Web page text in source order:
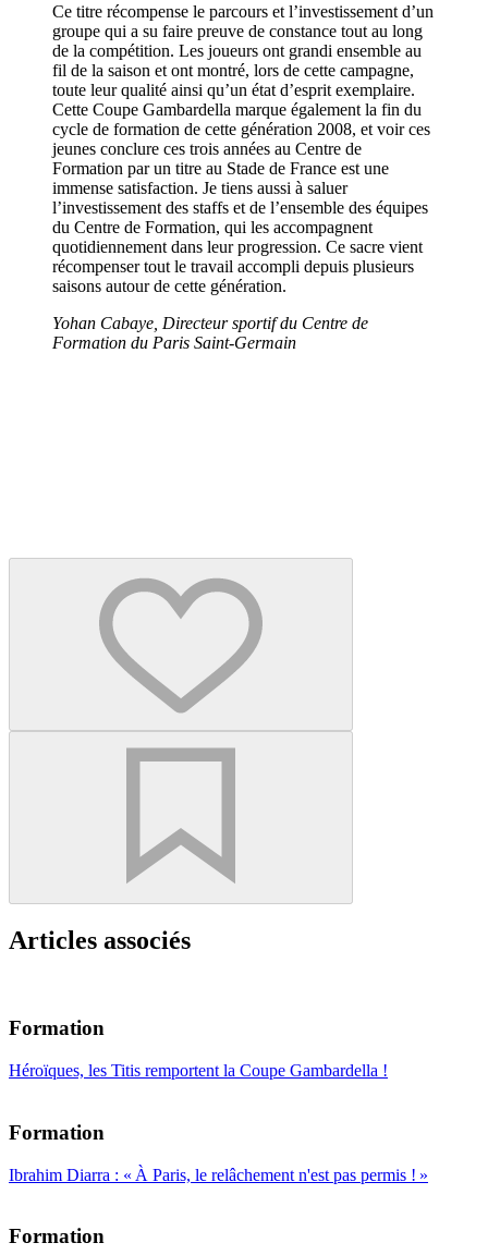
Ce titre récompense le parcours et l’investissement d’un
groupe qui a su faire preuve de constance tout au long
de la compétition. Les joueurs ont grandi ensemble au
fil de la saison et ont montré, lors de cette campagne,
toute leur qualité ainsi qu’un état d’esprit exemplaire.
Cette Coupe Gambardella marque également la fin du
cycle de formation de cette génération 2008, et voir ces
jeunes conclure ces trois années au Centre de
Formation par un titre au Stade de France est une
immense satisfaction. Je tiens aussi à saluer
l’investissement des staffs et de l’ensemble des équipes
du Centre de Formation, qui les accompagnent
quotidiennement dans leur progression. Ce sacre vient
récompenser tout le travail accompli depuis plusieurs
saisons autour de cette génération.
Yohan Cabaye, Directeur sportif du Centre de
Formation du Paris Saint-Germain
Articles associés
Formation
Héroïques, les Titis remportent la Coupe Gambardella !
Formation
Ibrahim Diarra : « À Paris, le relâchement n'est pas permis ! »
Formation